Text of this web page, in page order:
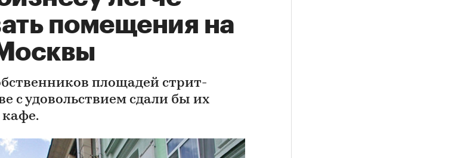
помещения на
площадей стрит-
с удовольствием сдали бы их